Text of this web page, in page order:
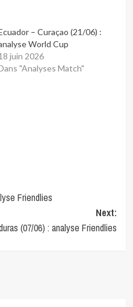
– Curaçao (21/06) :
World Cup
juin 2026
"Analyses Match"
Friendlies
Next:
(07/06) : analyse Friendlies